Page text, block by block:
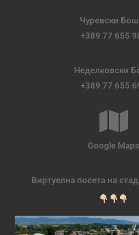
Чуревски
+389 77 655
Неделковски
+389 77 655
Google Maps
Виртуелна посета на